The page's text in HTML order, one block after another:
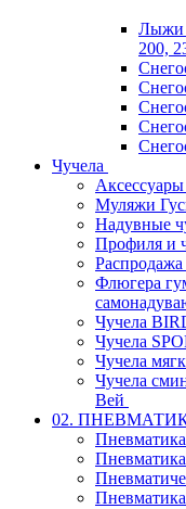
Лыжи
200,
Чучела
Аксессуары
Муляжи
Надувные
Профиля и
Флюгера
Чучела
Чучела
Чучела
Чучела
Вей
02.